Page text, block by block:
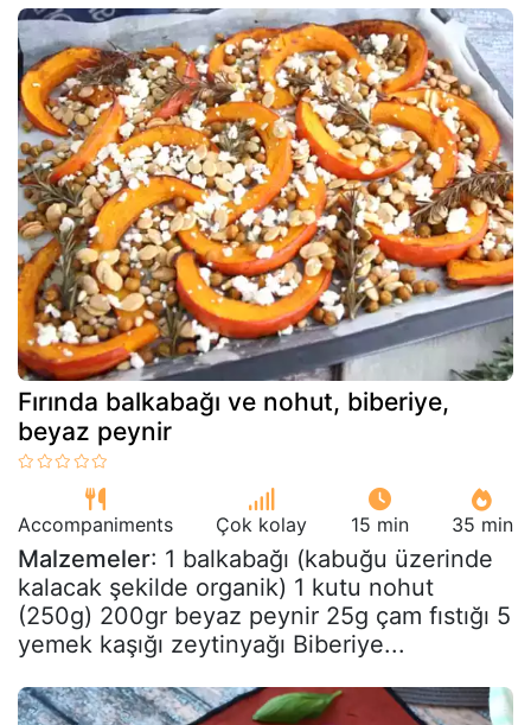
Fırında balkabağı ve nohut, biberiye,
beyaz peynir
Accompaniments Çok kolay 15 min 35 min
Malzemeler: 1 balkabağı (kabuğu üzerinde
kalacak şekilde organik) 1 kutu nohut
(250g) 200gr beyaz peynir 25g çam fıstığı 5
yemek kaşığı zeytinyağı Biberiye...